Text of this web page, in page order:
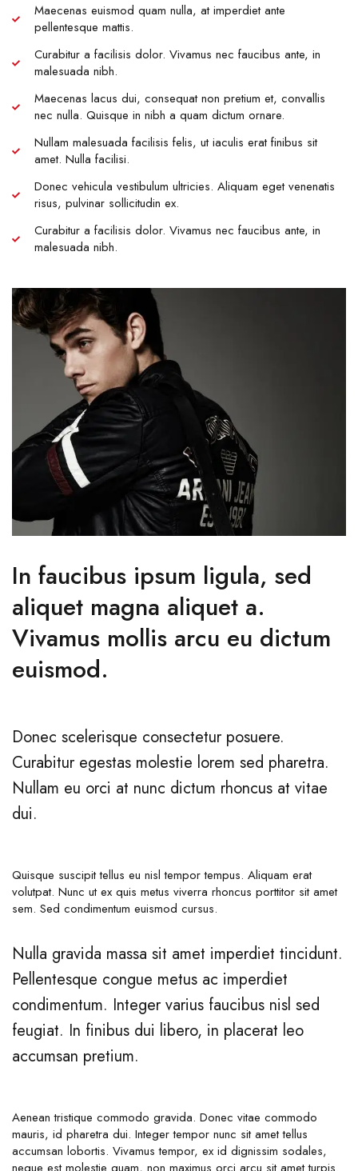
Maecenas euismod quam nulla, at imperdiet ante
pellentesque mattis.
Curabitur a facilisis dolor. Vivamus nec faucibus ante, in
malesuada nibh.
Maecenas lacus dui, consequat non pretium et, convallis
nec nulla. Quisque in nibh a quam dictum ornare.
Nullam malesuada facilisis felis, ut iaculis erat finibus sit
amet. Nulla facilisi.
Donec vehicula vestibulum ultricies. Aliquam eget venenatis
risus, pulvinar sollicitudin ex.
Curabitur a facilisis dolor. Vivamus nec faucibus ante, in
malesuada nibh.
In faucibus ipsum ligula, sed
aliquet magna aliquet a.
Vivamus mollis arcu eu dictum
euismod.
Donec scelerisque consectetur posuere.
Curabitur egestas molestie lorem sed pharetra.
Nullam eu orci at nunc dictum rhoncus at vitae
dui.
Quisque suscipit tellus eu nisl tempor tempus. Aliquam erat
volutpat. Nunc ut ex quis metus viverra rhoncus porttitor sit amet
sem. Sed condimentum euismod cursus.
Nulla gravida massa sit amet imperdiet tincidunt.
Pellentesque congue metus ac imperdiet
condimentum. Integer varius faucibus nisl sed
feugiat. In finibus dui libero, in placerat leo
accumsan pretium.
Aenean tristique commodo gravida. Donec vitae commodo
mauris, id pharetra dui. Integer tempor nunc sit amet tellus
accumsan lobortis. Vivamus tempor, ex id dignissim sodales,